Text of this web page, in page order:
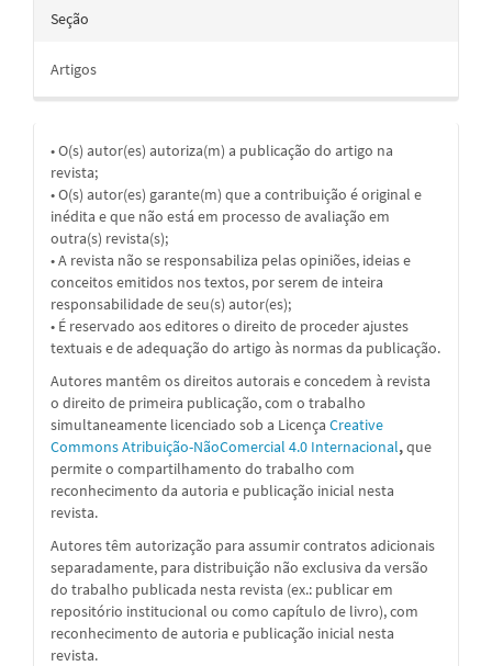
Seção
Artigos
• O(s) autor(es) autoriza(m) a publicação do artigo na
revista;
• O(s) autor(es) garante(m) que a contribuição é original e
inédita e que não está em processo de avaliação em
outra(s) revista(s);
• A revista não se responsabiliza pelas opiniões, ideias e
conceitos emitidos nos textos, por serem de inteira
responsabilidade de seu(s) autor(es);
• É reservado aos editores o direito de proceder ajustes
textuais e de adequação do artigo às normas da publicação.
Autores mantêm os direitos autorais e concedem à revista
o direito de primeira publicação, com o trabalho
simultaneamente licenciado sob a Licença Creative
Commons Atribuição-NãoComercial 4.0 Internacional,que
permite o compartilhamento do trabalho com
reconhecimento da autoria e publicação inicial nesta
revista.
Autores têm autorização para assumir contratos adicionais
separadamente, para distribuição não exclusiva da versão
do trabalho publicada nesta revista (ex.: publicar em
repositório institucional ou como capítulo de livro), com
reconhecimento de autoria e publicação inicial nesta
revista.